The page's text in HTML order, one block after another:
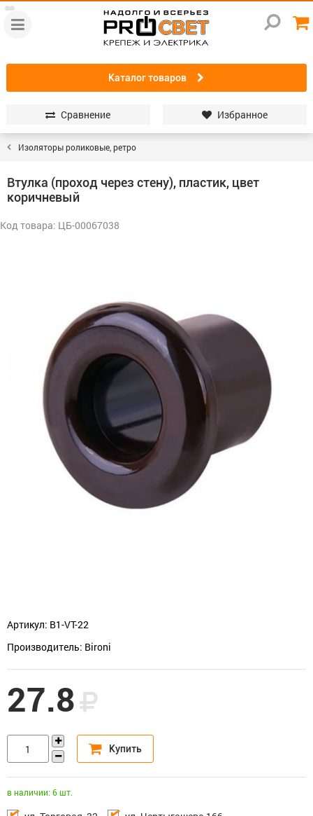
Каталог товаров
Сравнение Избранное
Изоляторы роликовые, ретро
Втулка (проход через стену), пластик, цвет
коричневый
Код товара: ЦБ-00067038
Артикул: B1-VT-22
Производитель: Bironi
27.8
в наличии: 6 шт.